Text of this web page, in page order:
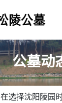
公墓动
在选择沈阳陵园